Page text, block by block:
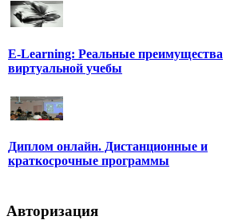
E-Learning: Реальные преимущества
виртуальной учебы
Диплом онлайн. Дистанционные и
краткосрочные программы
Авторизация